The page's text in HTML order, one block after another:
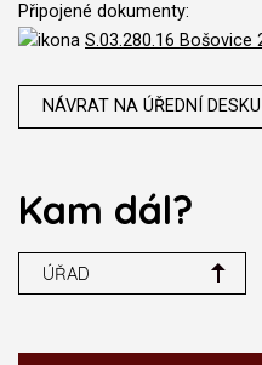
Připojené dokumenty:
S.03.280.16 Bošovice
NÁVRAT NA ÚŘEDNÍ DESKU
Kam dál?
ÚŘAD